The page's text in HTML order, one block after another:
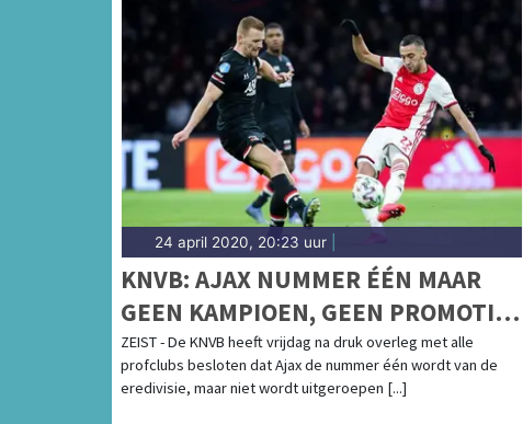
24 april 2020, 20:23 uur
KNVB: AJAX NUMMER ÉÉN MAAR
GEEN KAMPIOEN, GEEN PROMOTIE
EN DEGRADATIE
ZEIST - De KNVB heeft vrijdag na druk overleg met alle
profclubs besloten dat Ajax de nummer één wordt van de
eredivisie, maar niet wordt uitgeroepen [...]